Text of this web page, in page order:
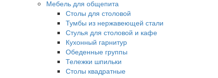
Мебель для общепита
Столы для столовой
Тумбы из нержавеющей стали
Стулья для столовой и кафе
Кухонный гарнитур
Обеденные группы
Тележки шпильки
Столы квадратные